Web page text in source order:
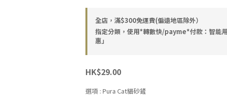
全店，滿$300免運費(偏遠地區除外）
指定分類，使用*轉數快/payme*付款：智能
惠」
HK$29.00
選項 : Pura Cat貓砂鏟